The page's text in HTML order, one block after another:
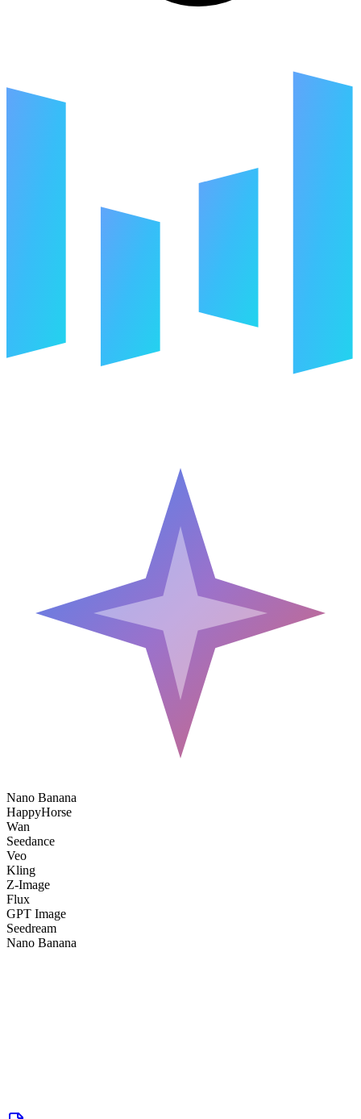
Nano Banana
HappyHorse
Wan
Seedance
Veo
Kling
Z-Image
Flux
GPT Image
Seedream
Nano Banana